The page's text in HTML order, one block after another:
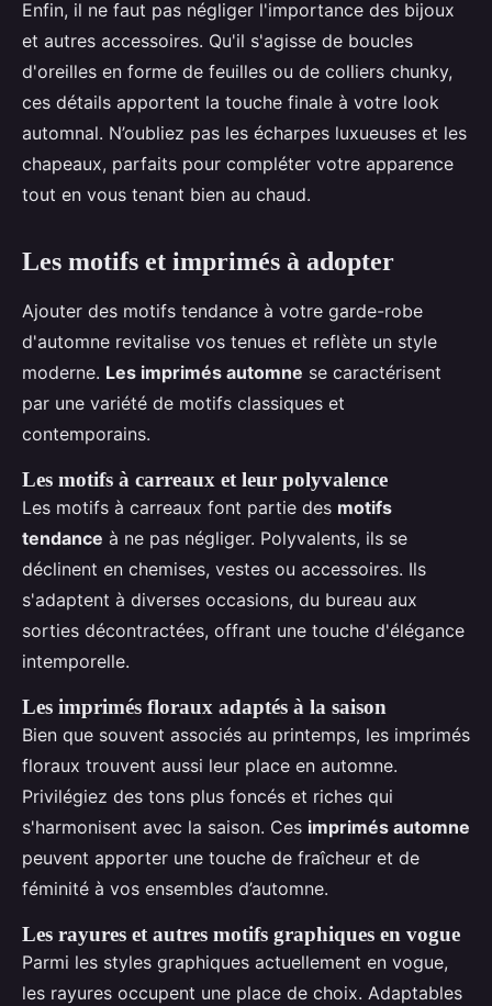
Enfin, il ne faut pas négliger l'importance des bijoux
et autres accessoires. Qu'il s'agisse de boucles
d'oreilles en forme de feuilles ou de colliers chunky,
ces détails apportent la touche finale à votre look
automnal. N’oubliez pas les écharpes luxueuses et les
chapeaux, parfaits pour compléter votre apparence
tout en vous tenant bien au chaud.
Les motifs et imprimés à adopter
Ajouter des motifs tendance à votre garde-robe
d'automne revitalise vos tenues et reflète un style
moderne. Les imprimés automne se caractérisent
par une variété de motifs classiques et
contemporains.
Les motifs à carreaux et leur polyvalence
Les motifs à carreaux font partie des motifs
tendance à ne pas négliger. Polyvalents, ils se
déclinent en chemises, vestes ou accessoires. Ils
s'adaptent à diverses occasions, du bureau aux
sorties décontractées, offrant une touche d'élégance
intemporelle.
Les imprimés floraux adaptés à la saison
Bien que souvent associés au printemps, les imprimés
floraux trouvent aussi leur place en automne.
Privilégiez des tons plus foncés et riches qui
s'harmonisent avec la saison. Ces imprimés automne
peuvent apporter une touche de fraîcheur et de
féminité à vos ensembles d’automne.
Les rayures et autres motifs graphiques en vogue
Parmi les styles graphiques actuellement en vogue,
les rayures occupent une place de choix. Adaptables